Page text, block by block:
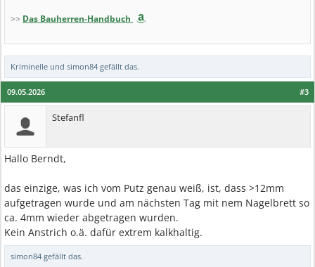
>> Das Bauherren-Handbuch
Kriminelle und simon84 gefällt das.
#3
09.05.2026
Stefanfl
Hallo Berndt,
das einzige, was ich vom Putz genau weiß, ist, dass >12mm
aufgetragen wurde und am nächsten Tag mit nem Nagelbrett so
ca. 4mm wieder abgetragen wurden.
Kein Anstrich o.ä. dafür extrem kalkhaltig.
simon84 gefällt das.